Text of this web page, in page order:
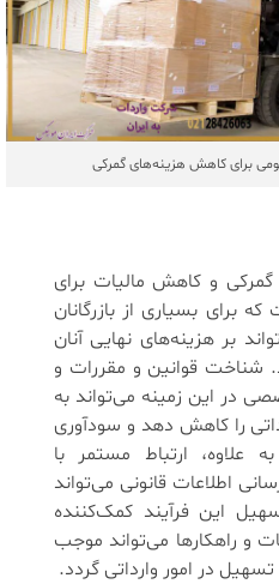
برای کاهش هزینه‌های گمرکی
و کاهش مالیات برای
برای بسیاری از بازرگانان
بر هزینه‌های نهایی آنان
شناخت قوانین و مقررات و
در این زمینه می‌تواند به
را کاهش دهد و سودآوری
علاوه، ارتباط مستمر با
اطلاعات قانونی می‌تواند
این فرآیند کمک‌کننده
و راهکارها می‌تواند موجب
در امور وارداتی گردد.